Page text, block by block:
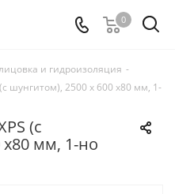
0
и гидроизоляция -
шунгитом), 2500 х 600 х80 мм, 1-
(с
х80 мм, 1-но